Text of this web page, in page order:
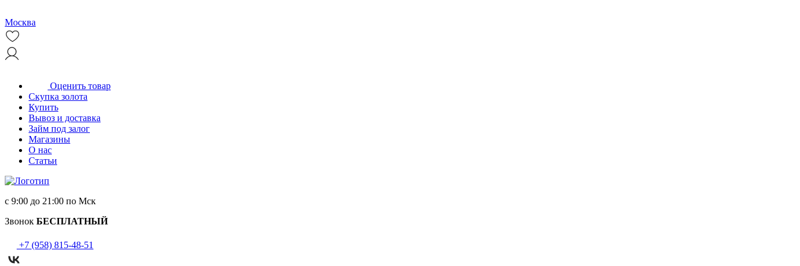
Москва
Оценить товар
Скупка золота
Купить
Вывоз и доставка
Займ под залог
Магазины
О нас
Статьи
с 9:00 до 21:00 по Мск
Звонок БЕСПЛАТНЫЙ
+7 (958) 815-48-51